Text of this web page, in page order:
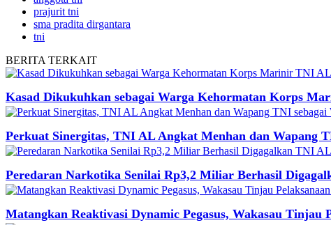
prajurit tni
sma pradita dirgantara
tni
BERITA TERKAIT
Kasad Dikukuhkan sebagai Warga Kehormatan Korps
Perkuat Sinergitas, TNI AL Angkat Menhan dan Wapang
Peredaran Narkotika Senilai Rp3,2 Miliar Berhasil
Matangkan Reaktivasi Dynamic Pegasus, Wakasau